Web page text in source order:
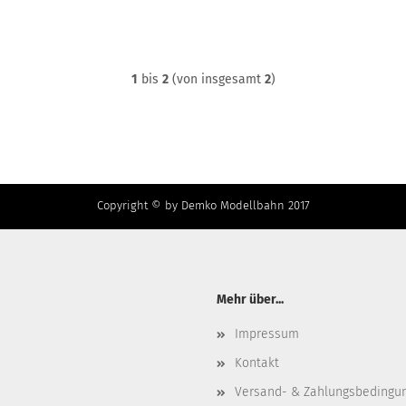
1 bis 2(von insgesamt 2)
Copyright © by Demko Modellbahn 2017
Mehr über...
Impressum
Kontakt
Versand- &